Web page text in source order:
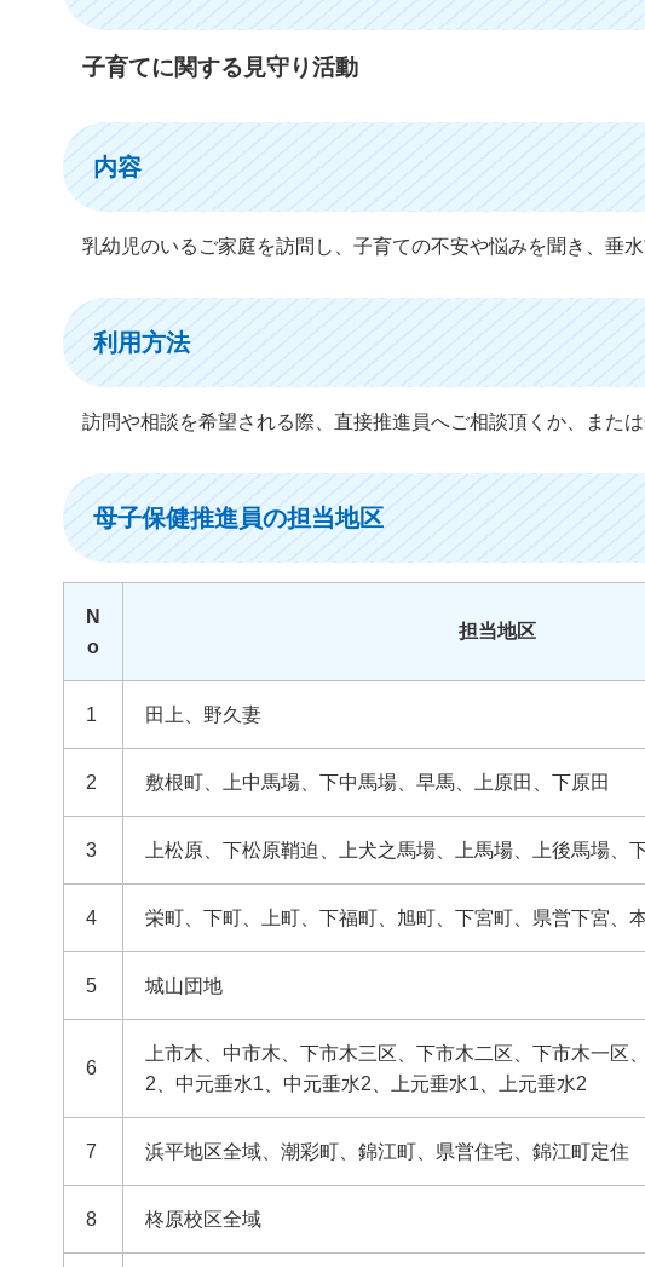
子育てに関する見守り活動
内容
乳幼児のいるご家庭を訪問し、子育ての不安や悩みを聞き、垂
利用方法
訪問や相談を希望される際、直接推進員へご相談頂くか、また
母子保健推進員の担当地区
N
o
担当地区
1 田上、野久妻
2 敷根町、上中馬場、下中馬場、早馬、上原田、下原田
3 上松原、下松原鞘迫、上犬之馬場、上馬場、上後馬場、
4 栄町、下町、上町、下福町、旭町、下宮町、県営下宮、
5 城山団地
6
上市木、中市木、下市木三区、下市木二区、下市木一区
2、中元垂水1、中元垂水2、上元垂水1、上元垂水2
7 浜平地区全域、潮彩町、錦江町、県営住宅、錦江町定住
8 柊原校区全域